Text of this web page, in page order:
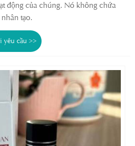
động của chúng. Nó không chứa
tạo.
yêu cầu >>